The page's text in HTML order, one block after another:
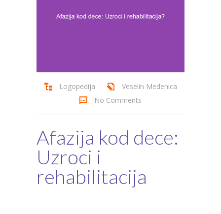
Blog
Cenovnik
Logopedija
Veselin Medenica
No Comments
Afazija kod dece:
Uzroci i
rehabilitacija